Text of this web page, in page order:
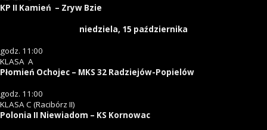
KP II Kamień – Zryw Bzie
niedziela, 15 października
godz. 11:00
KLASA A
Płomień Ochojec – MKS 32 Radziejów-Popielów
godz. 11:00
KLASA C (Racibórz II)
Polonia II Niewiadom – KS Kornowac